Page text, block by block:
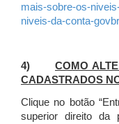
mais-sobre-os-
niveis-da-conta-govbr
4) COMO
CADASTRADOS
Clique no botão
superior direito da